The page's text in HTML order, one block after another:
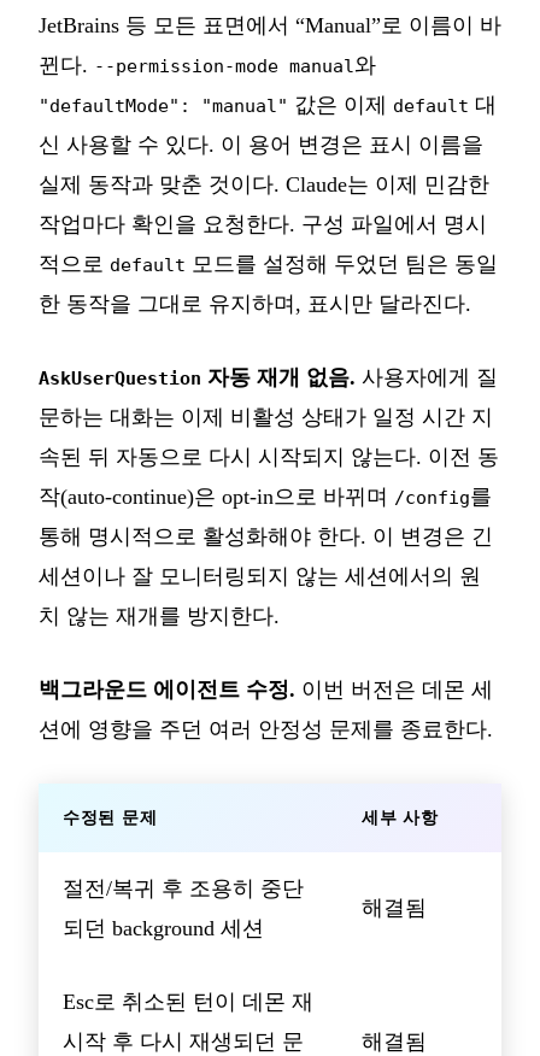
JetBrains 등 모든 표면에서 “Manual”로 이름이 바
뀐다. --permission-mode manual와
"defaultMode": "manual" 값은 이제 default 대
신 사용할 수 있다. 이 용어 변경은 표시 이름을
실제 동작과 맞춘 것이다. Claude는 이제 민감한
작업마다 확인을 요청한다. 구성 파일에서 명시
적으로 default 모드를 설정해 두었던 팀은 동일
한 동작을 그대로 유지하며, 표시만 달라진다.
AskUserQuestion 자동 재개 없음. 사용자에게 질
문하는 대화는 이제 비활성 상태가 일정 시간 지
속된 뒤 자동으로 다시 시작되지 않는다. 이전 동
작(auto-continue)은 opt-in으로 바뀌며 /config를
통해 명시적으로 활성화해야 한다. 이 변경은 긴
세션이나 잘 모니터링되지 않는 세션에서의 원
치 않는 재개를 방지한다.
백그라운드 에이전트 수정. 이번 버전은 데몬 세
션에 영향을 주던 여러 안정성 문제를 종료한다.
수정된 문제 세부 사항
절전/복귀 후 조용히 중단
되던 background 세션
해결됨
Esc로 취소된 턴이 데몬 재
시작 후 다시 재생되던 문
해결됨